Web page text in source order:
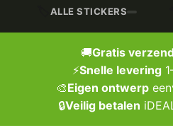
ALLE STICKERS
🚚Gratis
⚡Snelle levering
🎨Eigen ontwerp
🔒Veilig betalen